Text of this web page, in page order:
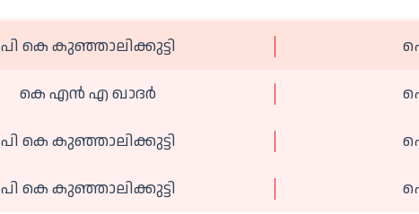
പി കെ കുഞ്ഞാലിക്കുട്ടി
കെ എൻ എ ഖാദർ
പി കെ കുഞ്ഞാലിക്കുട്ടി
പി കെ കുഞ്ഞാലിക്കുട്ടി